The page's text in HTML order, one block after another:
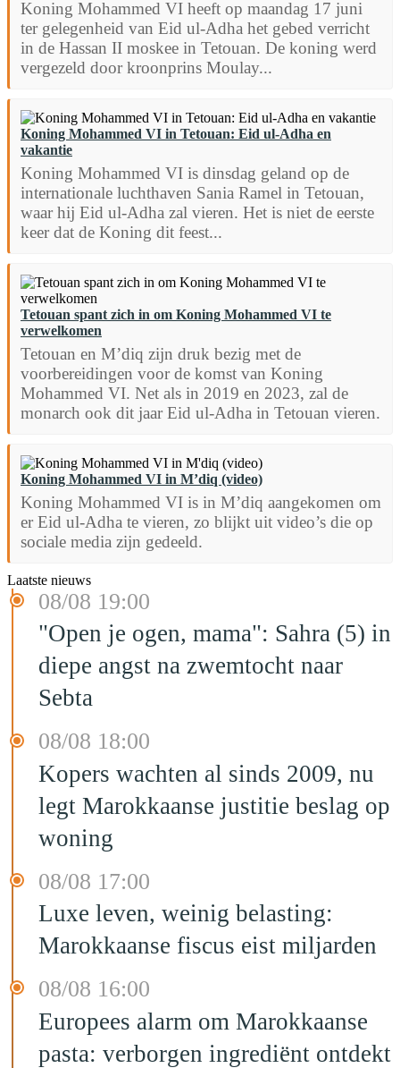
Koning Mohammed VI heeft op maandag 17 juni
ter gelegenheid van Eid ul-Adha het gebed verricht
in de Hassan II moskee in Tetouan. De koning werd
vergezeld door kroonprins Moulay...
Koning Mohammed VI in Tetouan: Eid ul-Adha en
vakantie
Koning Mohammed VI is dinsdag geland op de
internationale luchthaven Sania Ramel in Tetouan,
waar hij Eid ul-Adha zal vieren. Het is niet de eerste
keer dat de Koning dit feest...
Tetouan spant zich in om Koning Mohammed VI te
verwelkomen
Tetouan en M’diq zijn druk bezig met de
voorbereidingen voor de komst van Koning
Mohammed VI. Net als in 2019 en 2023, zal de
monarch ook dit jaar Eid ul-Adha in Tetouan vieren.
Koning Mohammed VI in M’diq (video)
Koning Mohammed VI is in M’diq aangekomen om
er Eid ul-Adha te vieren, zo blijkt uit video’s die op
sociale media zijn gedeeld.
Laatste nieuws
08/08 19:00
"Open je ogen, mama": Sahra (5) in
diepe angst na zwemtocht naar
Sebta
08/08 18:00
Kopers wachten al sinds 2009, nu
legt Marokkaanse justitie beslag op
woning
08/08 17:00
Luxe leven, weinig belasting:
Marokkaanse fiscus eist miljarden
08/08 16:00
Europees alarm om Marokkaanse
pasta: verborgen ingrediënt ontdekt